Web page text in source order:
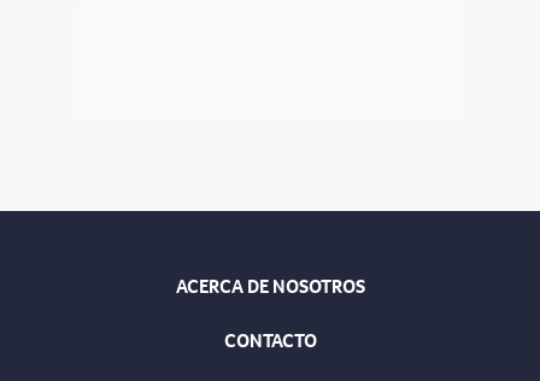
ACERCA DE NOSOTROS
CONTACTO